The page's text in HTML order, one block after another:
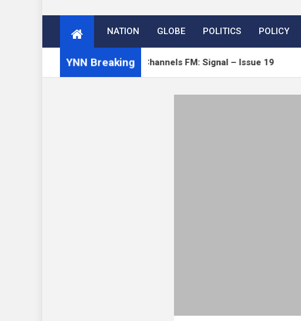
NATION GLOBE POLITICS POLICY
YNN Breaking
Open Channels FM: Signal – Issue 19 How